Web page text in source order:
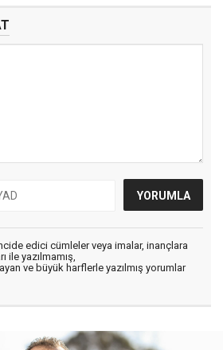
edici cümleler veya imalar, inançlara
ile yazılmamış,
ve büyük harflerle yazılmış yorumlar